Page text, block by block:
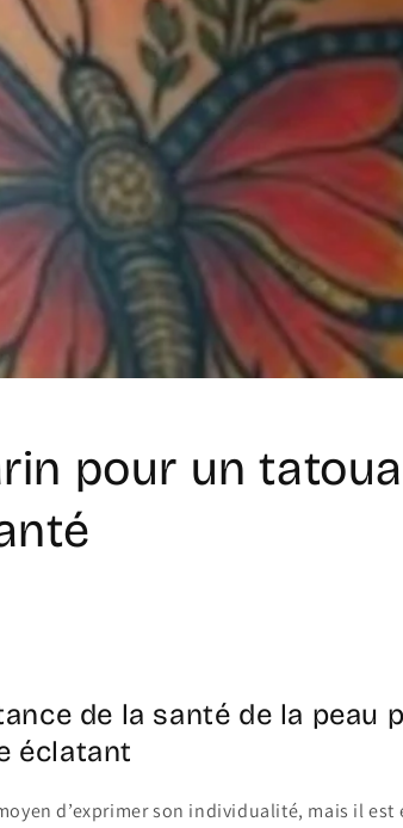
pour un
de la santé de la peau
éclatant
d’exprimer son individualité, mais il